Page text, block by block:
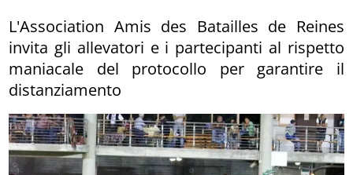
L'Association Amis des Batailles de Reines
invita gli allevatori e i partecipanti al rispetto
maniacale del protocollo per garantire il
distanziamento